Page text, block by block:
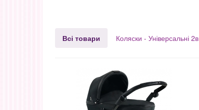
Всі товари Коляски - Універсальні